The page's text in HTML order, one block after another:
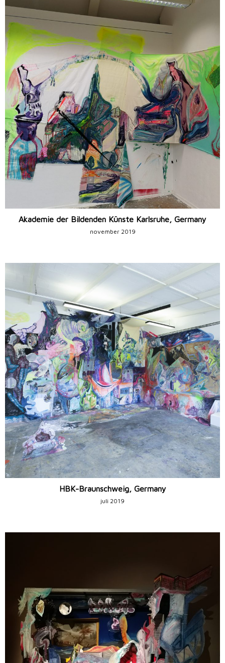
Akademie der Bildenden Künste Karlsruhe, Germany
november 2019
HBK-Braunschweig, Germany
juli 2019